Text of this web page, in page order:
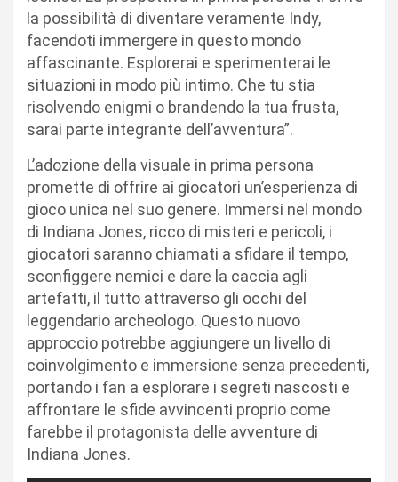
la possibilità di diventare veramente Indy,
facendoti immergere in questo mondo
affascinante. Esplorerai e sperimenterai le
situazioni in modo più intimo. Che tu stia
risolvendo enigmi o brandendo la tua frusta,
sarai parte integrante dell’avventura”.
L’adozione della visuale in prima persona
promette di offrire ai giocatori un’esperienza di
gioco unica nel suo genere. Immersi nel mondo
di Indiana Jones, ricco di misteri e pericoli, i
giocatori saranno chiamati a sfidare il tempo,
sconfiggere nemici e dare la caccia agli
artefatti, il tutto attraverso gli occhi del
leggendario archeologo. Questo nuovo
approccio potrebbe aggiungere un livello di
coinvolgimento e immersione senza precedenti,
portando i fan a esplorare i segreti nascosti e
affrontare le sfide avvincenti proprio come
farebbe il protagonista delle avventure di
Indiana Jones.